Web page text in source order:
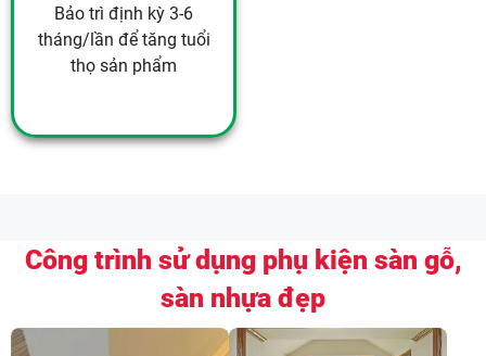
Bảo trì định kỳ 3-6
tháng/lần để tăng tuổi
thọ sản phẩm
Công trình sử dụng phụ kiện sàn gỗ,
sàn nhựa đẹp